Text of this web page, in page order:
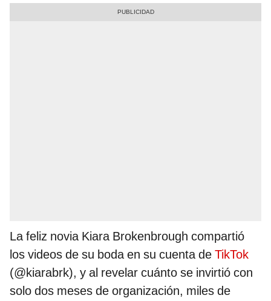
La feliz novia Kiara Brokenbrough compartió
los videos de su boda en su cuenta de TikTok
(@kiarabrk), y al revelar cuánto se invirtió con
solo dos meses de organización, miles de